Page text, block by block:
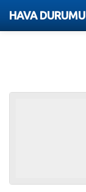
HAVA DURUMU